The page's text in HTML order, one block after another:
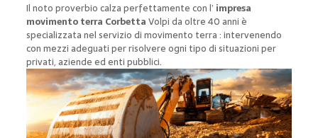
Il noto proverbio calza perfettamente con l’ impresa
movimento terra CorbettaVolpi da oltre 40 anni è
specializzata nel servizio di movimento terra : intervenendo
con mezzi adeguati per risolvere ogni tipo di situazioni per
privati, aziende ed enti pubblici.